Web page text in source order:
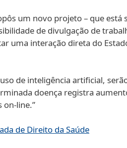
um novo projeto – que
de divulgação de
uma interação direta do
de inteligência artificial,
doença registra
on-line.”
de Direito da Saúde